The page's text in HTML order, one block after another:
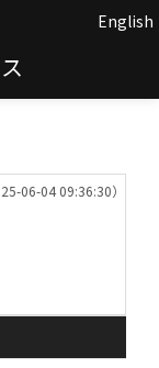
English
06-04 09:36:30）